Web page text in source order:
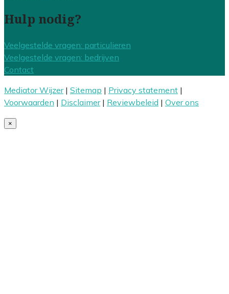
Hulp nodig?
Veelgestelde vragen: particulieren
Veelgestelde vragen: bedrijven
Contact
Mediator Wijzer| Sitemap | Privacy statement |
Voorwaarden | Disclaimer| Reviewbeleid | Over ons
×